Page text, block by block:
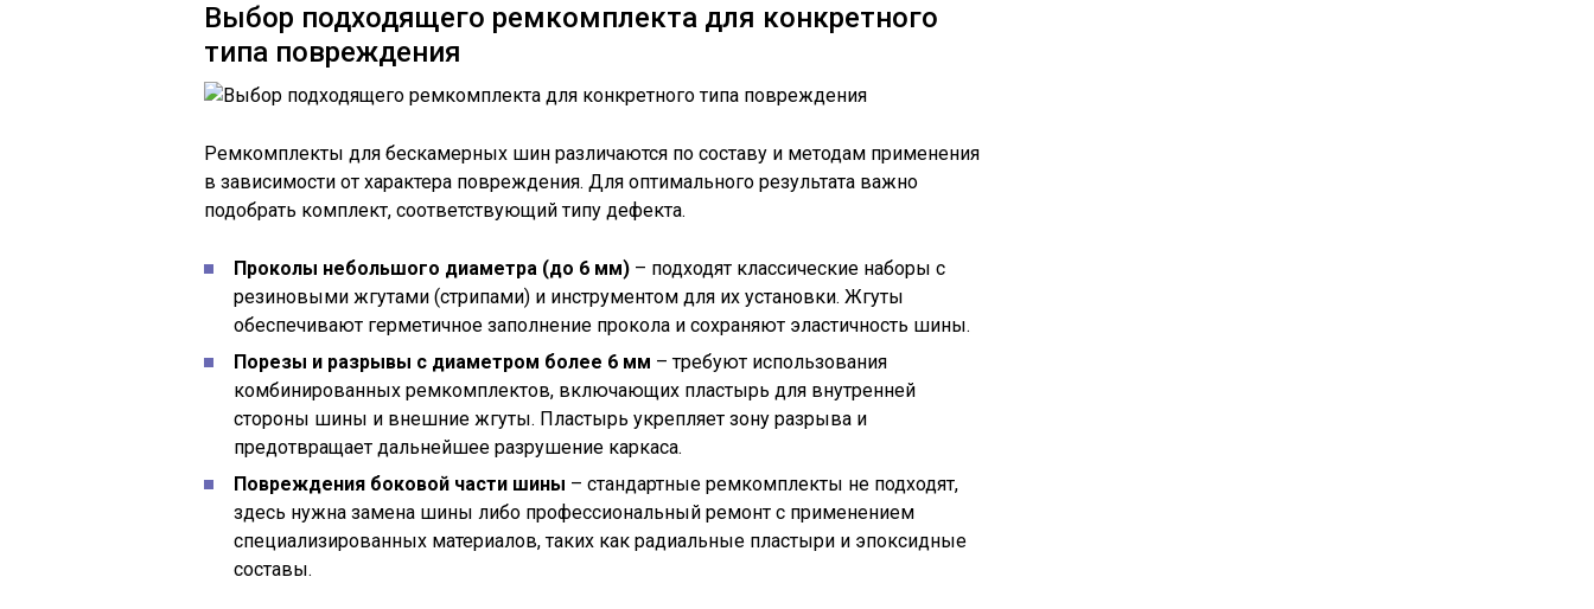
Выбор подходящего ремкомплекта для конкретного
типа повреждения
Ремкомплекты для бескамерных шин различаются по составу и методам применения
в зависимости от характера повреждения. Для оптимального результата важно
подобрать комплект, соответствующий типу дефекта.
Проколы небольшого диаметра (до 6 мм) – подходят классические наборы с
резиновыми жгутами (стрипами) и инструментом для их установки. Жгуты
обеспечивают герметичное заполнение прокола и сохраняют эластичность шины.
Порезы и разрывы с диаметром более 6 мм – требуют использования
комбинированных ремкомплектов, включающих пластырь для внутренней
стороны шины и внешние жгуты. Пластырь укрепляет зону разрыва и
предотвращает дальнейшее разрушение каркаса.
Повреждения боковой части шины – стандартные ремкомплекты не подходят,
здесь нужна замена шины либо профессиональный ремонт с применением
специализированных материалов, таких как радиальные пластыри и эпоксидные
составы.